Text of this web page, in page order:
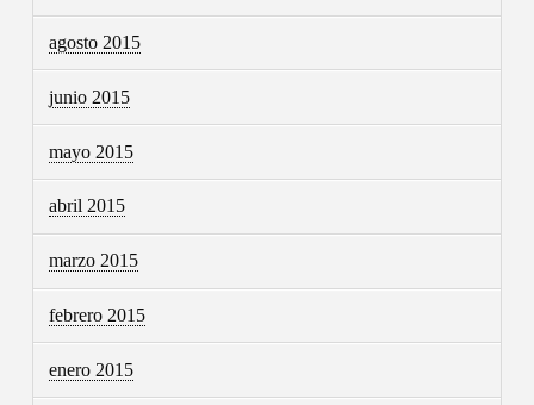
agosto 2015
junio 2015
mayo 2015
abril 2015
marzo 2015
febrero 2015
enero 2015